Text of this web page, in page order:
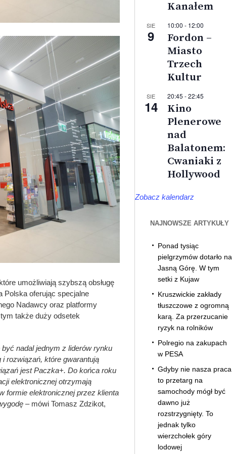
umożliwiają szybszą obsługę
Polska oferując specjalne
Nadawcy oraz platformy
także duży odsetek
nadal jednym z liderów rynku
rozwiązań, które gwarantują
jest Paczka+. Do końca roku
elektronicznej otrzymają
formie elektronicznej przez klienta
– mówi Tomasz Zdzikot,
Kanałem
SIE
9
10:00 - 12:00
Fordon –
Miasto
Trzech
Kultur
SIE
14
20:45 -22:45
Kino
Plenerowe
nad
Balatonem:
Cwaniaki z
Hollywood
Zobacz kalendarz
NAJNOWSZE ARTYKUŁY
Ponad tysiąc
pielgrzymów dotarło na
Jasną Górę. W tym
setki z Kujaw
Kruszwickie zakłady
tłuszczowe z ogromną
karą. Za przerzucanie
ryzyk na rolników
Polregio na zakupach
w PESA
Gdyby nie nasza praca
to przetarg na
samochody mógł być
dawno już
rozstrzygnięty. To
jednak tylko
wierzchołek góry
lodowej